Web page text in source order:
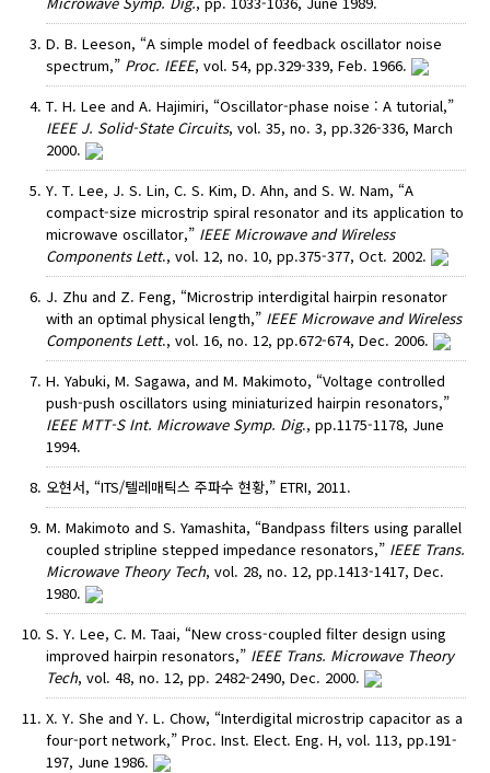
D. B. Leeson, “A simple model of feedback oscillator noise
spectrum,” Proc. IEEE, vol. 54, pp.329-339, Feb. 1966.
T. H. Lee and A. Hajimiri, “Oscillator-phase noise : A tutorial,”
IEEE J. Solid-State Circuits, vol. 35, no. 3, pp.326-336, March
2000.
Y. T. Lee, J. S. Lin, C. S. Kim, D. Ahn, and S. W. Nam, “A
compact-size microstrip spiral resonator and its application to
microwave oscillator,” IEEE Microwave and Wireless
Components Lett., vol. 12, no. 10, pp.375-377, Oct. 2002.
J. Zhu and Z. Feng, “Microstrip interdigital hairpin resonator
with an optimal physical length,” IEEE Microwave and Wireless
Components Lett., vol. 16, no. 12, pp.672-674, Dec. 2006.
H. Yabuki, M. Sagawa, and M. Makimoto, “Voltage controlled
push-push oscillators using miniaturized hairpin resonators,”
IEEE MTT-S Int. Microwave Symp. Dig., pp.1175-1178, June
1994.
오현서, “ITS/텔레매틱스 주파수 현황,” ETRI, 2011.
M. Makimoto and S. Yamashita, “Bandpass filters using parallel
coupled stripline stepped impedance resonators,” IEEE Trans.
Microwave Theory Tech, vol. 28, no. 12, pp.1413-1417, Dec.
1980.
S. Y. Lee, C. M. Taai, “New cross-coupled filter design using
improved hairpin resonators,” IEEE Trans. Microwave Theory
Tech, vol. 48, no. 12, pp. 2482-2490, Dec. 2000.
X. Y. She and Y. L. Chow, “Interdigital microstrip capacitor as a
four-port network,” Proc. Inst. Elect. Eng. H, vol. 113, pp.191-
197, June 1986.